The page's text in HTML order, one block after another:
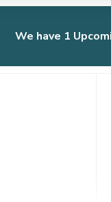
We have 1